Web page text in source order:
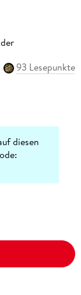
93 Lesepunkte
diesen